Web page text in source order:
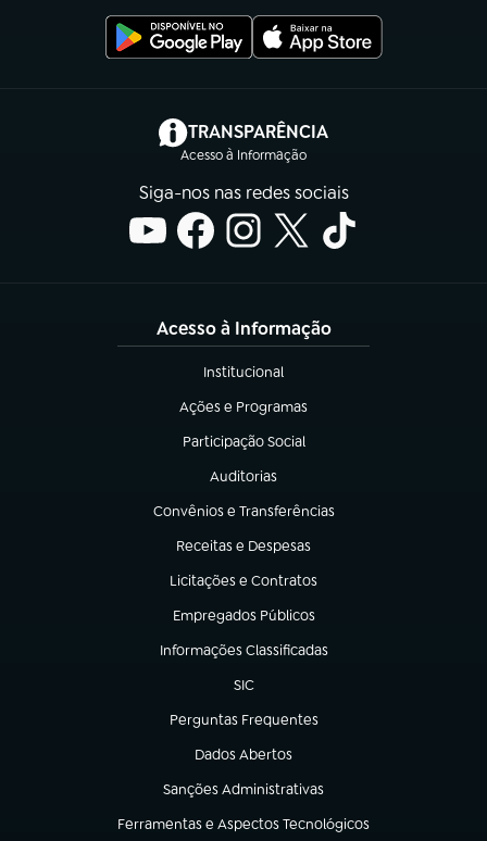
TRANSPARÊNCIA
Acesso à Informação
(abre em nova aba)
Siga-nos nas redes sociais
Acesso à Informação
Institucional
(abre em nova aba)
Ações e Programas
(abre em nova aba)
Participação Social
(abre em nova aba)
Auditorias
(abre em nova aba)
Convênios e Transferências
(abre em nova aba)
Receitas e Despesas
(abre em nova aba)
Licitações e Contratos
(abre em nova aba)
Empregados Públicos
(abre em nova aba)
Informações Classificadas
(abre em nova aba)
SIC
(abre em nova aba)
Perguntas Frequentes
(abre em nova aba)
Dados Abertos
(abre em nova aba)
Sanções Administrativas
(abre em nova aba)
Ferramentas e Aspectos Tecnológicos
(abre em nova aba)